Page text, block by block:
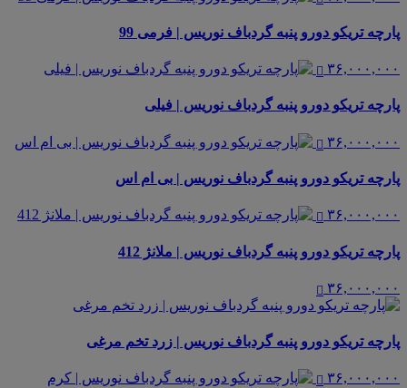
پارچه تریکو دورو پنبه گردباف نوریس | فرمی 99
۳۶,۰۰۰,۰۰۰
پارچه تریکو دورو پنبه گردباف نوریس | فیلی
۳۶,۰۰۰,۰۰۰
پارچه تریکو دورو پنبه گردباف نوریس | بی ام اس
۳۶,۰۰۰,۰۰۰
پارچه تریکو دورو پنبه گردباف نوریس | ملانژ 412
۳۶,۰۰۰,۰۰۰
پارچه تریکو دورو پنبه گردباف نوریس | زرد تخم مرغی
۳۶,۰۰۰,۰۰۰